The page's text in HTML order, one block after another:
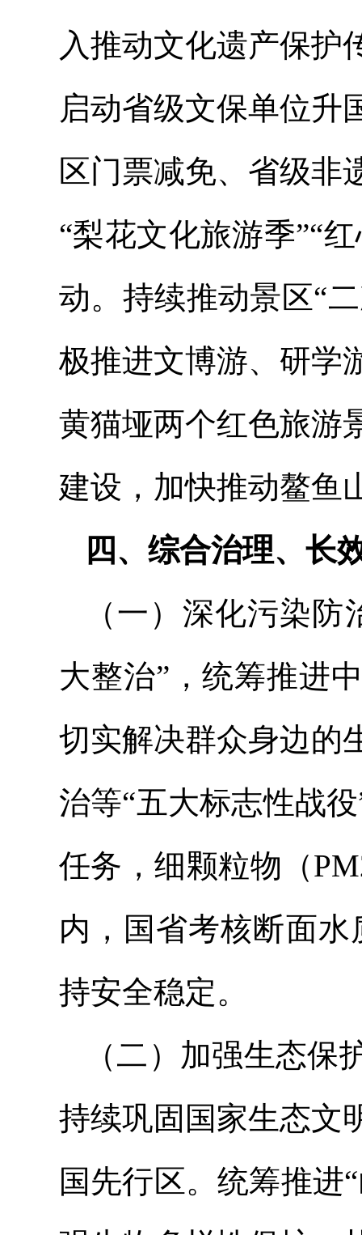
入推动文化遗产保护
启动省级文保单位升
区门票减免、省级非
“梨花文化旅游季”“
动。持续推动景区“
极推进文博游、研学
黄猫垭两个红色旅游
建设，加快推动鳌鱼
四、综合治理、长
（一）深化污染
大整治”，统筹推进
切实解决群众身边的
治等“五大标志性战
任务，细颗粒物（
内，国省考核断面
持安全稳定。
（二）加强生态
持续巩固国家生态文
国先行区。统筹推进